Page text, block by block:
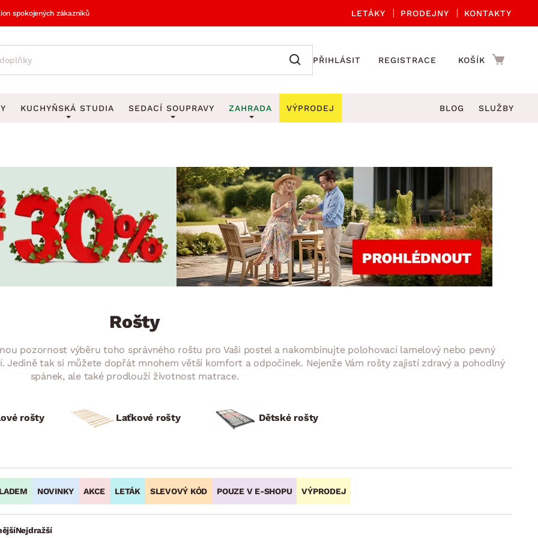
spokojených zákazníků LETÁKY PRODEJNY KONTAKTY
PŘIHLÁSIT REGISTRACE KOŠÍK
Obrazy
Hodiny
Vázy
Zobrazit vše
Věšáky na klíče
Stojany na deštníky
Stojany na noviny
Stojany na oblečení
Zobrazit vše
Kuchyňské příslušenství
Koupelnové doplňky
Zahradní doplňky
ZAHRADNÍ DOPLŇKY VÁNOCE
KUCHYŇSKÁ STUDIA SEDACÍ SOUPRAVY
Rohové sedací soupravy
Sedací soupravy 3-2-1
Sedací soupravy na míru
ZAHRADA
Zahradní židle a křesla
Zahradní lavice
Zahradní stoly
Zahradní houpačky
Zahradní lehátka
Zahradní doplňky
VÝPRODEJ BLOG SLUŽBY
Rošty
pozornost výběru toho správného roštu pro Vaši postel a nakombinujte polohovací lamelový nebo pevný
tak si můžete dopřát mnohem větší komfort a odpočinek. Nejenže Vám rošty zajistí zdravý a pohodlný
spánek, ale také prodlouží životnost matrace.
rošty Laťkové rošty Dětské rošty
NOVINKY AKCE LETÁK SLEVOVÝ KÓD POUZE V E-SHOPU VÝPRODEJ
Nejdražší